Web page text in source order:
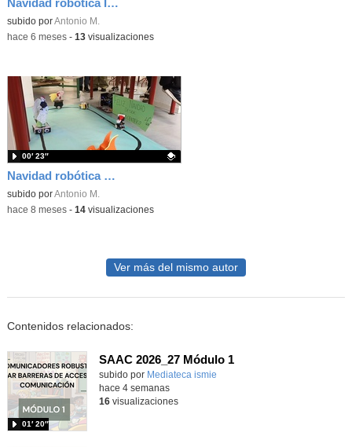
Contenido educativo.
subido porAntonio M.
-hace 6 meses- 13visualizaciones
Navidad robótica en el IES Pedro Salinas
Contenido educativo.
subido porAntonio M.
00′ 23″
-hace 8 meses- 14visualizaciones
Ver más del mismo autor
Contenidos relacionados:
SAAC 2026_27 Módulo 1
subido por Mediateca ismie
01′ 20″
hace 4 semanas
16visualizaciones